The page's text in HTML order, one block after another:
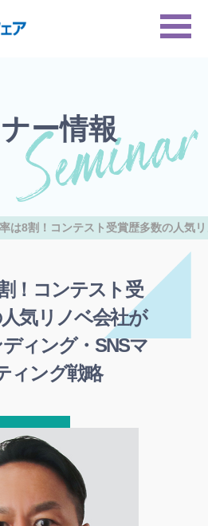
ー情報
は8割！コンテスト受賞歴多数の人気
！コンテスト受
気リノベ会社が
ィング・SNSマ
ィング戦略